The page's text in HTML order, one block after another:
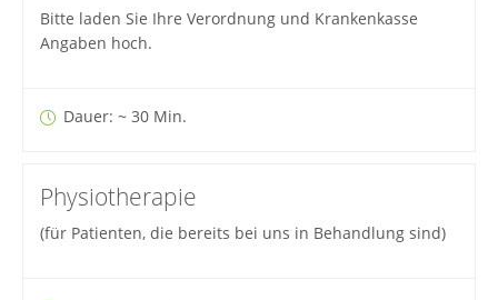
Bitte laden Sie Ihre Verordnung und Krankenkasse
Angaben hoch.
Dauer: ~ 30 Min.
Physiotherapie
(für Patienten, die bereits bei uns in Behandlung sind)